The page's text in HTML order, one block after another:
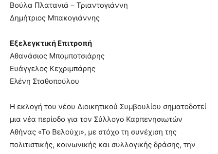
Βούλα Πλατανιά – Τριαντογιάννη
Δημήτριος Μπακογιάννης
Εξελεγκτική Επιτροπή
Αθανάσιος Μπομποτσιάρης
Ευάγγελος Κεχριμπάρης
Ελένη Σταθοπούλου
Η εκλογή του νέου Διοικητικού Συμβουλίου σηματοδοτεί
μια νέα περίοδο για τον Σύλλογο Καρπενησιωτών
Αθήνας «Το Βελούχι», με στόχο τη συνέχιση της
πολιτιστικής, κοινωνικής και συλλογικής δράσης, την